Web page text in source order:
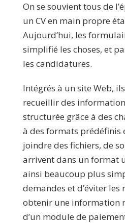
On se souvient tous de
un CV en main propre
Aujourd’hui, les
simplifié les choses, et
les candidatures.
Intégrés à un site Web,
recueillir des
structurée grâce à des
à des formats prédéfinis
joindre des fichiers, de
arrivent dans un format
ainsi beaucoup plus
demandes et d’éviter les
obtenir une information
d’un module de